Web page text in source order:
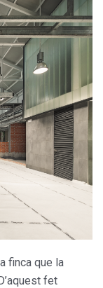
finca que la
fet